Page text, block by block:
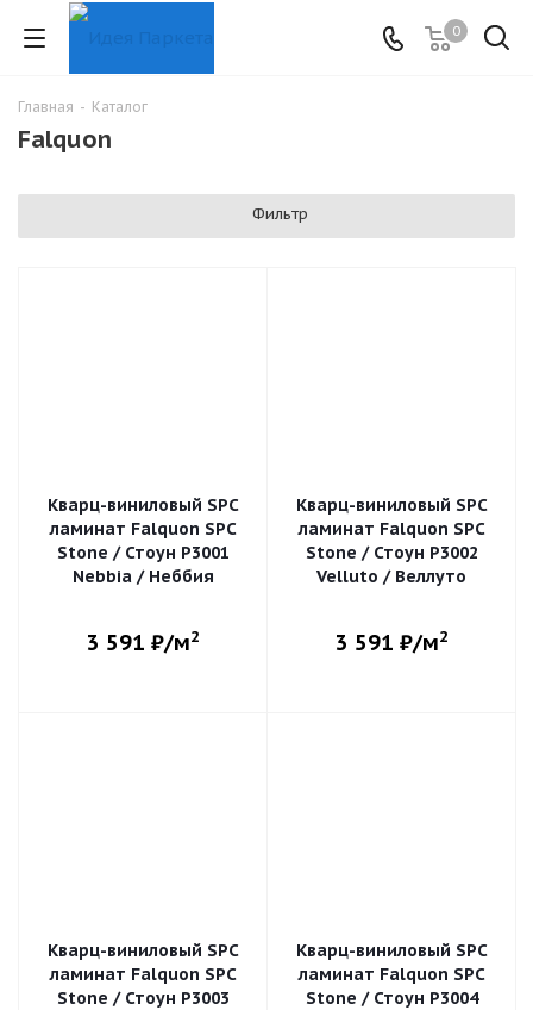
0
Главная - Каталог
Falquon
Фильтр
Кварц-виниловый SPC
ламинат Falquon SPC
Stone / Стоун P3001
Nebbia / Неббия
3 591 ₽/м2
Кварц-виниловый SPC
ламинат Falquon SPC
Stone / Стоун P3002
Velluto / Веллуто
3 591 ₽/м2
Кварц-виниловый SPC
ламинат Falquon SPC
Stone / Стоун P3003
Кварц-виниловый SPC
ламинат Falquon SPC
Stone / Стоун P3004